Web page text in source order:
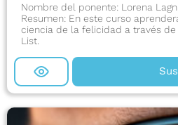
Nombre del ponente: Lorena
Resumen: En este curso
ciencia de la felicidad a través
List.